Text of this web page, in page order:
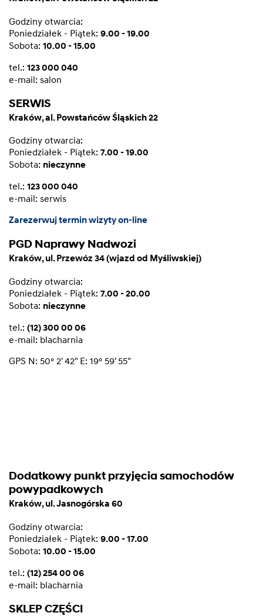
Godziny otwarcia:
Poniedziałek - Piątek: 9.00 - 19.00
Sobota: 10.00 - 15.00
tel.: 123 000 040
e-mail: salon
SERWIS
Kraków, al. Powstańców Śląskich 22
Godziny otwarcia:
Poniedziałek - Piątek: 7.00 - 19.00
Sobota: nieczynne
tel.: 123 000 040
e-mail: serwis
Zarezerwuj termin wizyty on-line
PGD Naprawy Nadwozi
Kraków, ul. Przewóz 34 (wjazd od Myśliwskiej)
Godziny otwarcia:
Poniedziałek - Piątek: 7.00 - 20.00
Sobota: nieczynne
tel.: (12) 300 00 06
e-mail: blacharnia
GPS N: 50° 2' 42" E: 19° 59' 55"
Dodatkowy punkt przyjęcia samochodów
powypadkowych
Kraków, ul. Jasnogórska 60
Godziny otwarcia:
Poniedziałek - Piątek: 9.00 - 17.00
Sobota: 10.00 - 15.00
tel.: (12) 254 00 06
e-mail: blacharnia
SKLEP CZĘŚCI